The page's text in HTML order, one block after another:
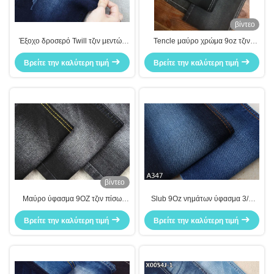
Έξοχο δροσερό Twill τζιν μεντών
ύφασμα αντιβακτηριακό 9oz
ελαφρύ
Βρείτε την καλύτερη τιμή
βίντεο
Tencle μαύρο χρώμα 9oz τζιν
υφάσματος τζιν βαμβακιού υλικό
Βρείτε την καλύτερη τιμή
βίντεο
Μαύρο ύφασμα 9OZ τζιν πίσω
πλευρών καθαρό μαύρο για την
παραγωγή τζιν
Βρείτε την καλύτερη τιμή
Slub 9Oz νημάτων ύφασμα 3/1
τζιν τεντωμάτων σωστό Twill
Βρείτε την καλύτερη τιμή